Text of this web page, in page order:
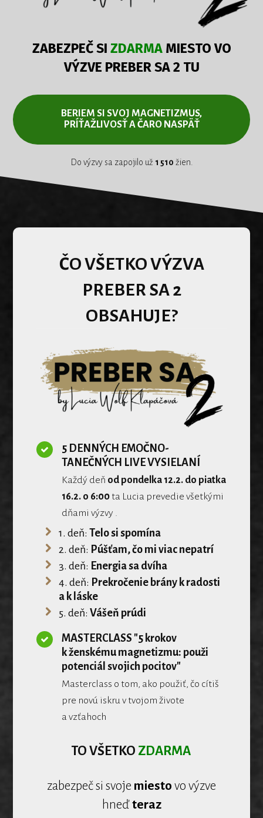
ZABEZPEČ SI ZDARMAMIESTO VO
VÝZVE PREBER SA 2 TU
BERIEM SI SVOJ MAGNETIZMUS,
PRÍŤAŽLIVOSŤ A ČARO NASPÄŤ
Do výzvy sa zapojilo už 1 510 žien.
ČO VŠETKO VÝZVA
PREBER SA 2
OBSAHUJE?
5 DENNÝCH EMOČNO-
TANEČNÝCH LIVE VYSIELANÍ
Každý deň od pondelka 12.2. do piatka
16.2. o 6:00 ta Lucia prevedie všetkými
dňami výzvy .
1. deň:Telo si spomína
2. deň: Púšťam, čo mi viac nepatrí
3. deň: Energia sa dvíha
4. deň: Prekročenie brány k radosti
a k láske
5. deň:Vášeň prúdi
MASTERCLASS "5 krokov
k ženskému magnetizmu: použi
potenciál svojich pocitov"
Masterclass o tom, ako použiť, čo cítiš
pre novú iskru v tvojom živote
a vzťahoch
TO VŠETKO ZDARMA
zabezpeč si svoje miesto vo výzve
hneďteraz